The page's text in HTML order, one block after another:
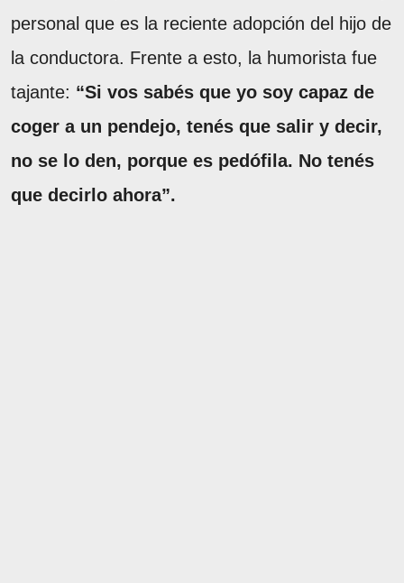
personal que es la reciente adopción del hijo de
la conductora. Frente a esto, la humorista fue
tajante: “Si vos sabés que yo soy capaz de
coger a un pendejo, tenés que salir y decir,
no se lo den, porque es pedófila. No tenés
que decirlo ahora”.